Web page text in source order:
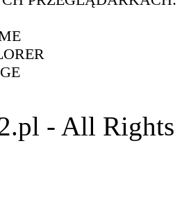
- All Rights